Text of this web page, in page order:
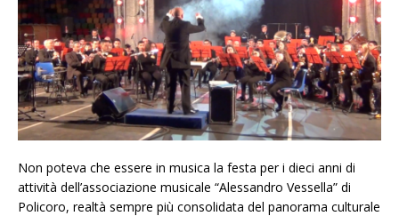
Non poteva che essere in musica la festa per i dieci anni di
attività dell’associazione musicale “Alessandro Vessella” di
Policoro, realtà sempre più consolidata del panorama culturale